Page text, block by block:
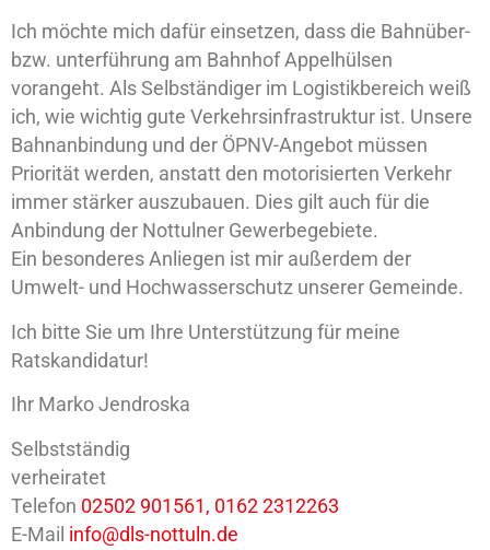
Ich möchte mich dafür einsetzen, dass die Bahnüber-
bzw. unterführung am Bahnhof Appelhülsen
vorangeht. Als Selbständiger im Logistikbereich weiß
ich, wie wichtig gute Verkehrsinfrastruktur ist. Unsere
Bahnanbindung und der ÖPNV-Angebot müssen
Priorität werden, anstatt den motorisierten Verkehr
immer stärker auszubauen. Dies gilt auch für die
Anbindung der Nottulner Gewerbegebiete.
Ein besonderes Anliegen ist mir außerdem der
Umwelt- und Hochwasserschutz unserer Gemeinde.
Ich bitte Sie um Ihre Unterstützung für meine
Ratskandidatur!
Ihr Marko Jendroska
Selbstständig
verheiratet
Telefon 02502 901561, 0162 2312263
E-Mail info@dls-nottuln.de